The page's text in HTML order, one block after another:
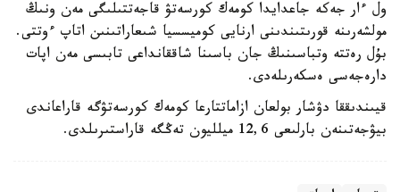
ول ءار جەكە جاعدايدا كومەك كورسەتۋ قاجەتتىلىگى مەن ونىڭ
مولشەرىنە قورىتىندىنى ارنايى كوميسسيا شىعاراتىنىن اتاپ ءوتتى.
بۇل رەتتە وتباسىنىڭ جان باسىنا شاققانداعى تابىسى مەن اپات
دارەجەسى ەسكەرىلەدى.
قيىندىققا دۋشار بولعان ازاماتتارعا كومەك كورسەتۋگە قاراعاندى
بيۋجەتىنەن بارلىعى 12,6 ميلليون تەڭگە قاراستىرىلدى.